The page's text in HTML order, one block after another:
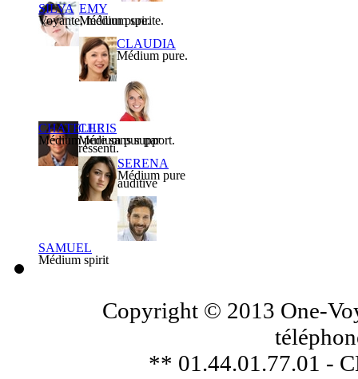
SILVA
Voyante, médium spirite.
EMY
Médium pure.
CLAUDIA
Médium pure.
CHATELLE
Médium pure sans support.
CHRIS
Médium pur par
ressenti.
SERENA
Médium pure
auditive
SAMUEL
Médium spirit
Copyright © 2013 One-
** 01.44.01.77.01 -